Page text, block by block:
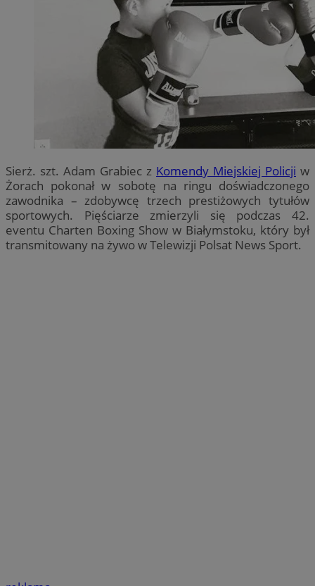
Sierż. szt. Adam Grabiec z Komendy Miejskiej Policji w
Żorach pokonał w sobotę na ringu doświadczonego
zawodnika – zdobywcę trzech prestiżowych tytułów
sportowych. Pięściarze zmierzyli się podczas 42.
eventu Charten Boxing Show w Białymstoku, który był
transmitowany na żywo w Telewizji Polsat News Sport.